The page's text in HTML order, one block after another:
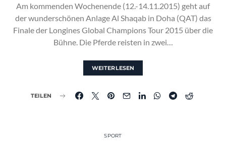
Am kommenden Wochenende (12.-14.11.2015) geht auf
der wunderschönen Anlage Al Shaqab in Doha (QAT) das
Finale der Longines Global Champions Tour 2015 über die
Bühne. Die Pferde reisten in zwei…
WEITERLESEN
TEILEN
SPORT